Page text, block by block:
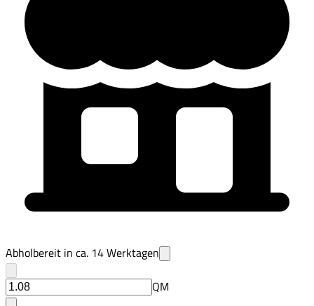
Abholbereit in ca. 14Werktagen
QM